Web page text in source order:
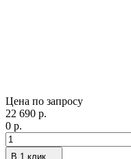
Цена по запросу
22 690 p.
0 p.
В 1 клик